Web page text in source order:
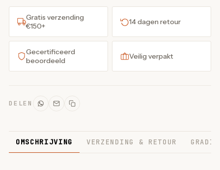
Gratis verzending
€150+
14 dagen retour
Gecertificeerd
beoordeeld
Veilig verpakt
DELEN
OMSCHRIJVING VERZENDING & RETOUR